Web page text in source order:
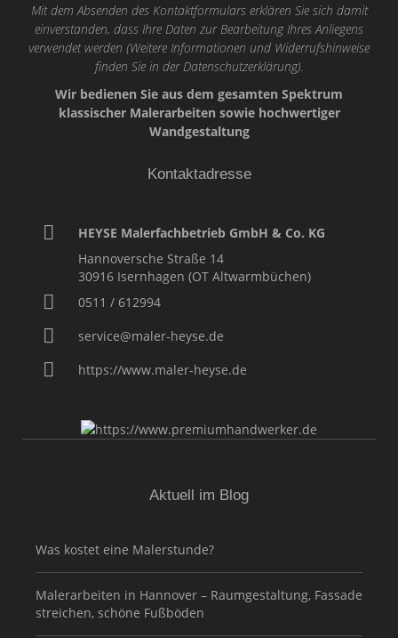
Mit dem Absenden des Kontaktformulars erklären Sie sich damit
einverstanden, dass Ihre Daten zur Bearbeitung Ihres Anliegens
verwendet werden (Weitere Informationen und Widerrufshinweise
finden Sie in der Datenschutzerklärung).
Wir bedienen Sie aus dem gesamten Spektrum
klassischer Malerarbeiten sowie hochwertiger
Wandgestaltung
Kontaktadresse
HEYSE Malerfachbetrieb GmbH & Co. KG
Hannoversche Straße 14
30916 Isernhagen (OT Altwarmbüchen)
0511 / 612994
service@maler-heyse.de
https://www.maler-heyse.de
Aktuell im Blog
Was kostet eine Malerstunde?
Malerarbeiten in Hannover – Raumgestaltung, Fassade
streichen, schöne Fußböden